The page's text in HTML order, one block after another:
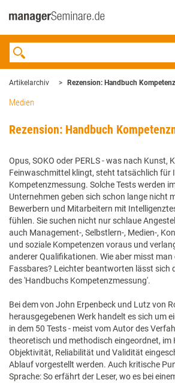
Artikelarchiv Rezension: Handbuch
Medien
Rezension: Handbuch
Opus, SOKO oder PERLS - was nach Kunst,
Feinwaschmittel klingt, steht tatsächlich für
Kompetenzmessung. Solche Tests werden
Unternehmen geben sich schon lange nicht
Bewerbern und Mitarbeitern mit
fühlen. Sie suchen nicht nur schlaue
auch Management-, Selbstlern-, Medien-,
und soziale Kompetenzen voraus und
anderer Qualifikationen. Wie aber misst
Fassbares? Leichter beantworten lässt sich
des 'Handbuchs Kompetenzmessung'.
Bei dem von John Erpenbeck und Lutz von
herausgegebenen Werk handelt es sich um
in dem 50 Tests - meist vom Autor des
theoretisch und methodisch eingeordnet, im
Objektivität, Reliabilität und Validität
Ablauf vorgestellt werden. Auch kritische
Sprache: So erfährt der Leser, wo es bei